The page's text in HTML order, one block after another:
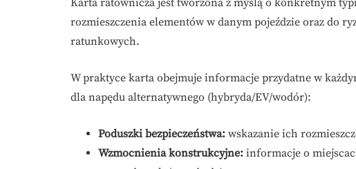
rozmieszczenia elementów w danym pojeździe oraz do
ratunkowych.
W praktyce karta obejmuje informacje przydatne w
dla napędu alternatywnego (hybryda/EV/wodór):
Poduszki bezpieczeństwa: wskazanie ich
Wzmocnienia konstrukcyjne: informacje o